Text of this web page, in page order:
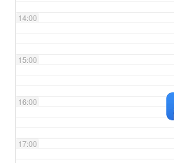
14:00
15:00
16:00
17:00